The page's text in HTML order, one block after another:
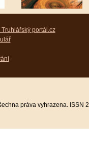
Truhlářský portál.cz
práva vyhrazena.